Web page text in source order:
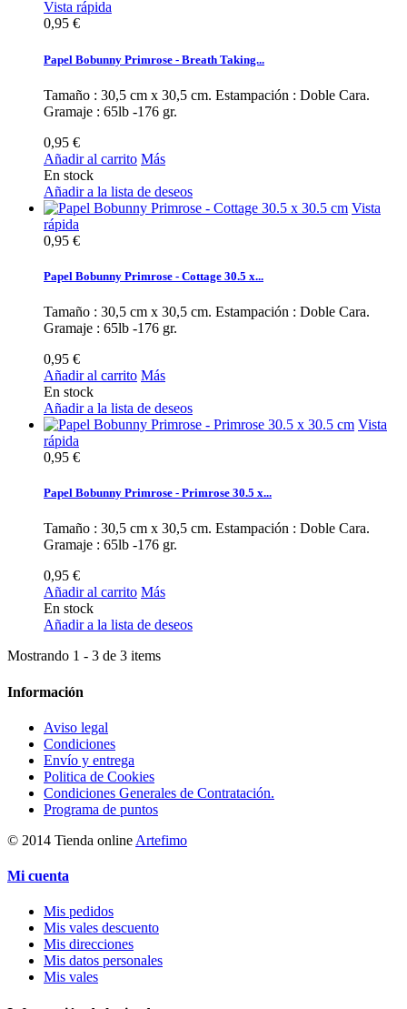
Vista rápida
0,95 €
Papel Bobunny Primrose - Breath Taking...
Tamaño : 30,5 cm x 30,5 cm. Estampación : Doble Cara.
Gramaje : 65lb -176 gr.
0,95 €
Añadir al carrito Más
En stock
Añadir a la lista de deseos
Vista
rápida
0,95 €
Papel Bobunny Primrose - Cottage 30.5 x...
Tamaño : 30,5 cm x 30,5 cm. Estampación : Doble Cara.
Gramaje : 65lb -176 gr.
0,95 €
Añadir al carrito Más
En stock
Añadir a la lista de deseos
Vista
rápida
0,95 €
Papel Bobunny Primrose - Primrose 30.5 x...
Tamaño : 30,5 cm x 30,5 cm. Estampación : Doble Cara.
Gramaje : 65lb -176 gr.
0,95 €
Añadir al carrito Más
En stock
Añadir a la lista de deseos
Mostrando 1 - 3 de 3 items
Información
Aviso legal
Condiciones
Envío y entrega
Politica de Cookies
Condiciones Generales de Contratación.
Programa de puntos
© 2014 Tienda online Artefimo
Mi cuenta
Mis pedidos
Mis vales descuento
Mis direcciones
Mis datos personales
Mis vales